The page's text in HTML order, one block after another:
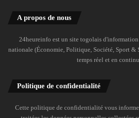
A propos de nous
24heureinfo est un site togolais
nationale (Économie, Politique, Société, Sport &
temps réel et en
Politique de confidentialité
Cette politique de confidentialité vous